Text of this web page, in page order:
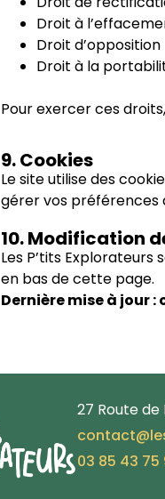
Droit à
Droit d’opposition
Droit à la
Pour exercer ces
9. Cookies
Le site utilise des
gérer vos préférences
10. Modification
Les P’tits
en bas de cette page.
Dernière mise à jour :
27 Route de
03 85 43 75